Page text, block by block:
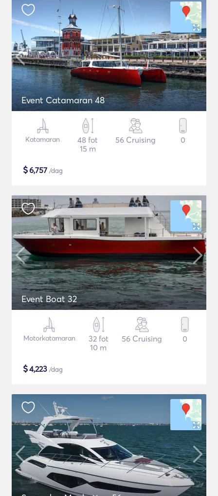
Event Catamaran 48
Katamaran
48 fot
15 m
56 Cruising 0
$6,757 /dag
Event Boat 32
Motorkatamaran
32 fot
10 m
56 Cruising 0
$4,223 /dag